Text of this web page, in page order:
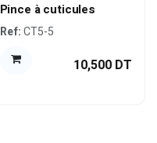
Pince à cuticules
Ref:CT5-5
10,500 DT